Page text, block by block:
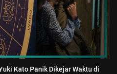
Kato Panik Dikejar Waktu di